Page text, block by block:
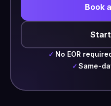
Book
✓ No EOR
✓ Same-